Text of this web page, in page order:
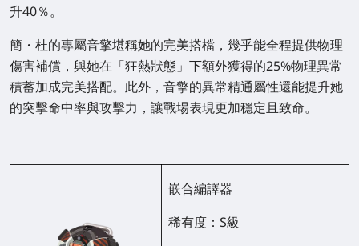
升40％。
簡・杜的專屬音擎堪稱她的完美搭檔，幾乎能全程提供物理
傷害補償，與她在「狂熱狀態」下額外獲得的25%物理異常
積蓄加成完美搭配。此外，音擎的異常精通屬性還能提升她
的突擊命中率與攻擊力，讓戰場表現更加穩定且致命。
嵌合編譯器
稀有度：S級